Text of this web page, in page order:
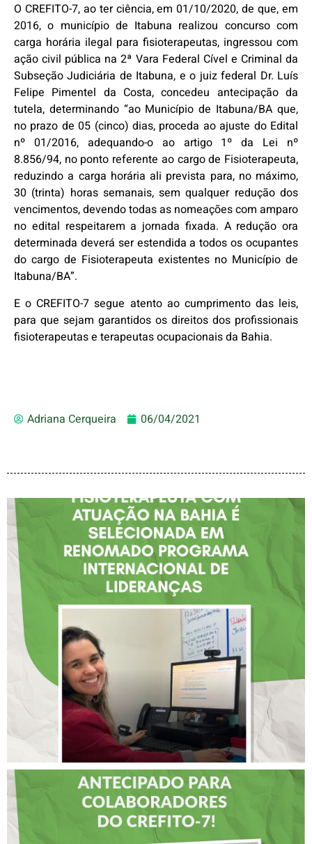
O CREFITO-7, ao ter ciência, em 01/10/2020, de que, em
2016, o município de Itabuna realizou concurso com
carga horária ilegal para fisioterapeutas, ingressou com
ação civil pública na 2ª Vara Federal Cível e Criminal da
Subseção Judiciária de Itabuna, e o juiz federal Dr. Luís
Felipe Pimentel da Costa, concedeu antecipação da
tutela, determinando “ao Município de Itabuna/BA que,
no prazo de 05 (cinco) dias, proceda ao ajuste do Edital
nº 01/2016, adequando-o ao artigo 1º da Lei nº
8.856/94, no ponto referente ao cargo de Fisioterapeuta,
reduzindo a carga horária ali prevista para, no máximo,
30 (trinta) horas semanais, sem qualquer redução dos
vencimentos, devendo todas as nomeações com amparo
no edital respeitarem a jornada fixada. A redução ora
determinada deverá ser estendida a todos os ocupantes
do cargo de Fisioterapeuta existentes no Município de
Itabuna/BA”.
E o CREFITO-7 segue atento ao cumprimento das leis,
para que sejam garantidos os direitos dos profissionais
fisioterapeutas e terapeutas ocupacionais da Bahia.
Adriana Cerqueira 06/04/2021
FISIOTERAPEUTA COM
ATUAÇÃO NA BAHIA É
SELECIONADA EM
RENOMADO PROGRAMA
INTERNACIONAL DE
LIDERANÇAS